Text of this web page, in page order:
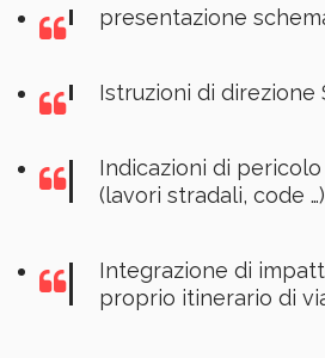
presentazione
Istruzioni di direzione
Indicazioni di
(lavori stradali, code …)
Integrazione di
proprio itinerario di